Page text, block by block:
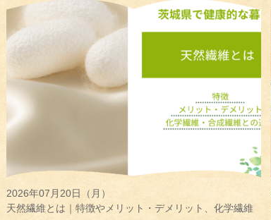
2026年07月20日（月）
天然繊維とは｜特徴やメリット・デメリット、化学繊維